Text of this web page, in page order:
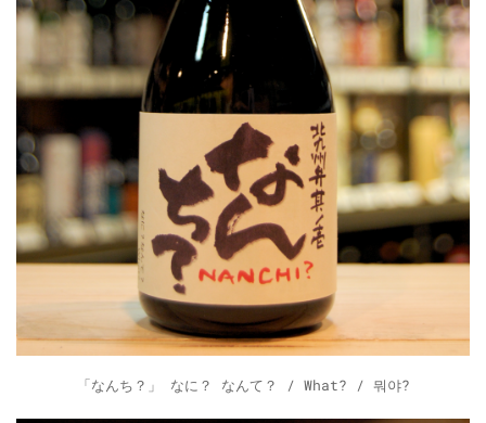
「なんち？」 なに？ なんて？ / What? / 뭐야?